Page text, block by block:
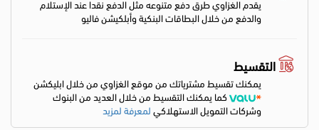
يقدم الغزاوي طرق دفع متنوعه مثل الدفع نقدا عند الإستلام
والدفع من خلال البطاقات البنكية وأبلكيشن فاليو
التقسيط
يمكنك تقسيط مشترياتك من موقع الغزاوي من خلال ابليكشن
كما يمكنك التقسيط من خلال العديد من البنوك
وشركات التمويل الاستهلاكيلمعرفة لمزيد